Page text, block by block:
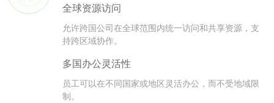
全球资源访问
允许跨国公司在全球范围内统一访问和共享资源，支
持跨区域协作。
多国办公灵活性
员工可以在不同国家或地区灵活办公，而不受地域限
制。